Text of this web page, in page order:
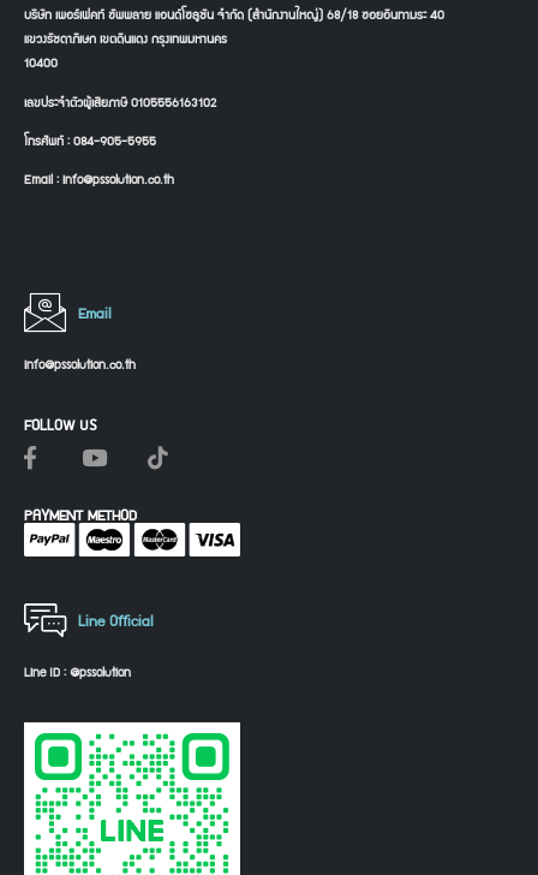
บริษัท เพอร์เฟคท์ ซัพพลาย แอนด์โซลูชัน จำกัด (สำนักงานใหญ่) 68/18 ซอยอินทามระ 40
แขวงรัชดาภิเษก เขตดินแดง กรุงเทพมหานคร
10400
เลขประจำตัวผู้เสียภาษี 0105556163102
โทรศัพท์ : 084-905-5955
Email : info@pssolution.co.th
Line Official
Line ID : @pssolution
Email
info@pssolution.co.th
FOLLOW US
PAYMENT METHOD